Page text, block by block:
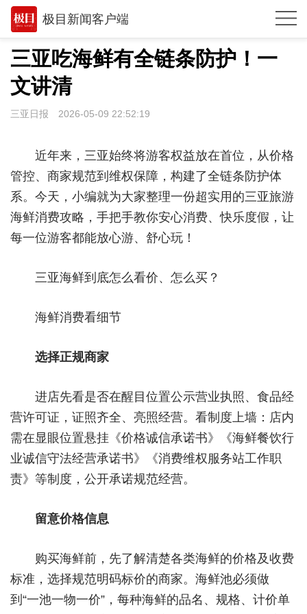
极目新闻客户端
推荐
观点
时政
武汉
世相
环球
专题
极客圈
科教
健康
悠游
相亲
汽车
消费
创意
文化
三亚吃海鲜有全链条防护！一
文讲清
三亚日报 2026-05-09 22:52:19
近年来，三亚始终将游客权益放在首位，从价格
管控、商家规范到维权保障，构建了全链条防护体
系。今天，小编就为大家整理一份超实用的三亚旅游
海鲜消费攻略，手把手教你安心消费、快乐度假，让
每一位游客都能放心游、舒心玩！
三亚海鲜到底怎么看价、怎么买？
海鲜消费看细节
选择正规商家
进店先看是否在醒目位置公示营业执照、食品经
营许可证，证照齐全、亮照经营。看制度上墙：店内
需在显眼位置悬挂《价格诚信承诺书》《海鲜餐饮行
业诚信守法经营承诺书》《消费维权服务站工作职
责》等制度，公开承诺规范经营。
留意价格信息
购买海鲜前，先了解清楚各类海鲜的价格及收费
标准，选择规范明码标价的商家。海鲜池必须做
到“一池一物一价”，每种海鲜的品名、规格、计价单